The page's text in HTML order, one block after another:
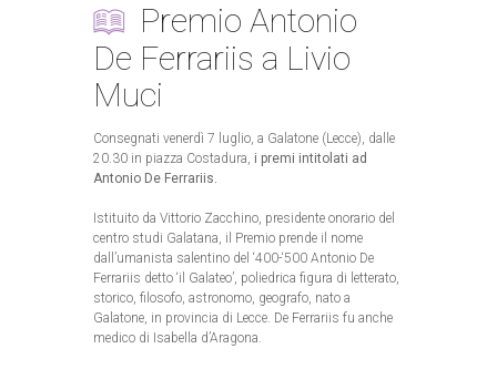
Premio Antonio
De Ferrariis a Livio
Muci
Consegnati venerdì 7 luglio, a Galatone (Lecce), dalle
20.30 in piazza Costadura, i premi intitolati ad
Antonio De Ferrariis.
Istituito da Vittorio Zacchino, presidente onorario del
centro studi Galatana, il Premio prende il nome
dall’umanista salentino del ‘400-‘500 Antonio De
Ferrariis detto ‘il Galateo’, poliedrica figura di letterato,
storico, filosofo, astronomo, geografo, nato a
Galatone, in provincia di Lecce. De Ferrariis fu anche
medico di Isabella d’Aragona.